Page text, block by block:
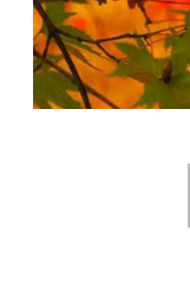
キ
ッ
プ